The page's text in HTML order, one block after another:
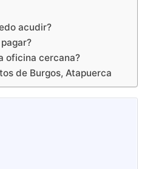
acudir?
oficina cercana?
de Burgos, Atapuerca